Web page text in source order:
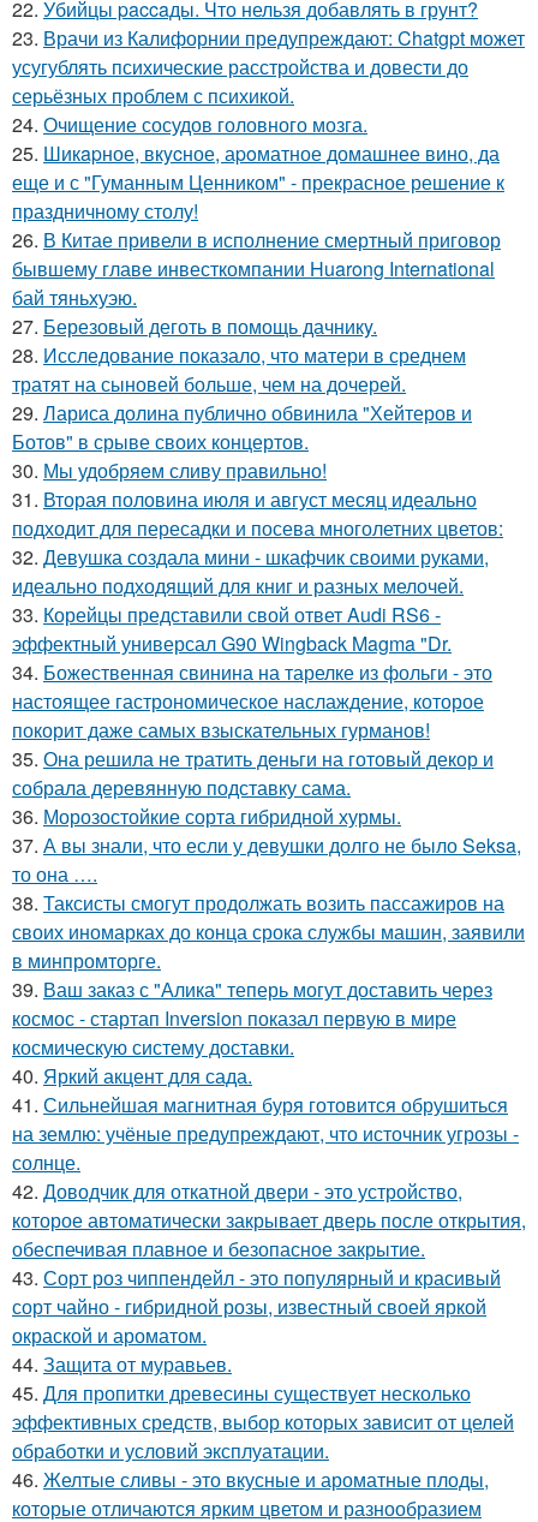
22. Убийцы paccaды. Что нельзя добавлять в грунт?
23. Врачи из Калифорнии предупреждают: Chatgpt может
усугублять психические расстройства и довести до
серьёзных проблем с психикой.
24. Очищение сосудов головного мозга.
25. Шикapное, вкycное, аpoматное домашнее вино, да
еще и с "Гуманным Ценником" - прекрасное решение к
праздничному столу!
26. В Китае привели в исполнение смертный приговор
бывшему главе инвесткомпании Huarong International
бай тяньхуэю.
27. Березовый деготь в помощь дачникy.
28. Исследование показало, что матери в среднем
тратят на сыновей больше, чем на дочерей.
29. Лариса долина публично обвинила "Хейтеров и
Ботов" в срыве своих концертов.
30. Мы удобряeм сливу правильно!
31. Вторая половина июля и август месяц идеально
подходит для пересадки и посева многолетних цветов:
32. Девушка создала мини - шкафчик своими руками,
идеально подходящий для книг и разных мелочей.
33. Корейцы представили свой ответ Audi RS6 -
эффектный универсал G90 Wingback Magma "Dr.
34. Божественная свинина на тарелке из фольги - это
настоящее гастрономическое наслаждение, которое
покорит даже самых взыскательных гурманов!
35. Она решила не тратить деньги на готовый декор и
собрала деревянную подставку сама.
36. Морозостойкие сорта гибридной хурмы.
37. А вы знали, что если у девушки долго не было Seksa,
то она ….
38. Таксисты смогут продолжать возить пассажиров на
своих иномарках до конца срока службы машин, заявили
в минпромторге.
39. Ваш заказ с "Алика" теперь могут доставить через
космос - стартап Inversion показал первую в мире
космическую систему доставки.
40. Яркий акцент для сада.
41. Сильнейшая магнитная буря готовится обрушиться
на землю: учёные предупреждают, что источник угрозы -
солнце.
42. Доводчик для откатной двери - это устройство,
которое автоматически закрывает дверь после открытия,
обеспечивая плавное и безопасное закрытие.
43. Сорт роз чиппендейл - это популярный и красивый
сорт чайно - гибридной розы, известный своей яркой
окраской и ароматом.
44. Защита от муравьев.
45. Для пропитки древесины существует несколько
эффективных средств, выбор которых зависит от целей
обработки и условий эксплуатации.
46. Желтые сливы - это вкусные и ароматные плоды,
которые отличаются ярким цветом и разнообразием